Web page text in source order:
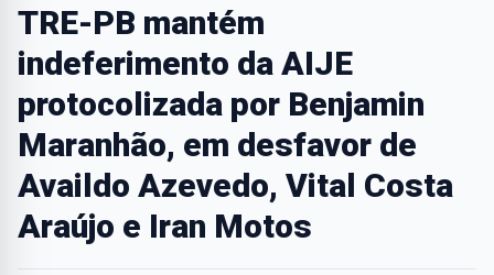
TRE-PB mantém
indeferimento da AIJE
protocolizada por Benjamin
Maranhão, em desfavor de
Availdo Azevedo, Vital Costa
Araújo e Iran Motos